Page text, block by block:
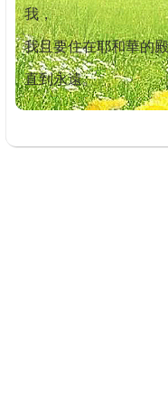
我，
我且要住在耶和華的
直到永遠。